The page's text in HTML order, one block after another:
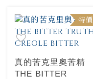
特價
真的苦克里奧苦精
THE BITTER